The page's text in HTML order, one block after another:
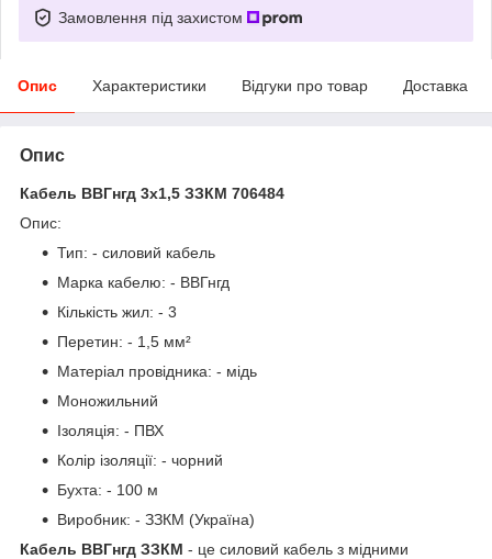
Замовлення під захистом
Опис Характеристики Відгуки про товар Доставка
Опис
Кабель ВВГнгд 3х1,5 ЗЗКМ 706484
Опис:
Тип: - силовий кабель
Марка кабелю: - ВВГнгд
Кількість жил: - 3
Перетин: - 1,5 мм²
Матеріал провідника: - мідь
Моножильний
Ізоляція: - ПВХ
Колір ізоляції: - чорний
Бухта: - 100 м
Виробник: - ЗЗКМ (Україна)
Кабель ВВГнгд ЗЗКМ - це силовий кабель з мідними